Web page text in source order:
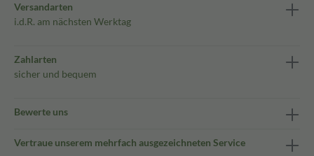
Versandarten
i.d.R. am nächsten Werktag
Zahlarten
sicher und bequem
Bewerte uns
Vertraue unserem mehrfach ausgezeichneten Service